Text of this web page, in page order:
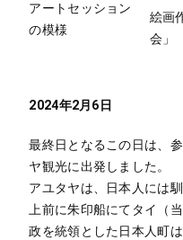
アートセッション
の模様
絵画
会」
2024年2月6日
最終日となるこの日は、
ヤ観光に出発しました。
アユタヤは、日本人には
上前に朱印船にてタイ（
政を統領とした日本人町